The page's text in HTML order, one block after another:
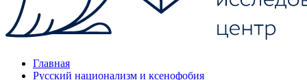
Главная
Русский национализм и ксенофобия